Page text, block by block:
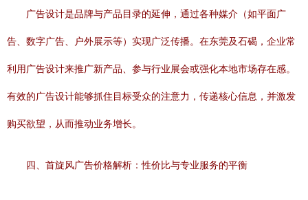
广告设计是品牌与产品目录的延伸，通过各种媒介（如平面广
告、数字广告、户外展示等）实现广泛传播。在东莞及石碣，企业常
利用广告设计来推广新产品、参与行业展会或强化本地市场存在感。
有效的广告设计能够抓住目标受众的注意力，传递核心信息，并激发
购买欲望，从而推动业务增长。
四、首旋风广告价格解析：性价比与专业服务的平衡